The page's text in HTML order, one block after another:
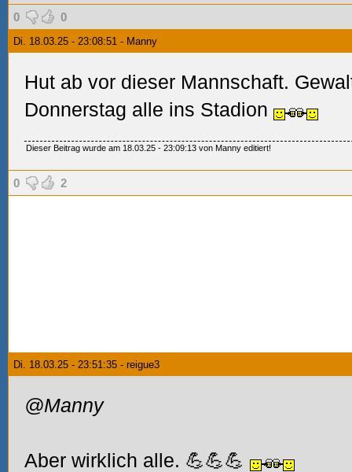
0 0
Di. 18.03.25 - 23:08:51 - Manny
Hut ab vor dieser Mannschaft.
Donnerstag alle ins Stadion
Dieser Beitrag wurde am 18.03.25 - 23:09:13 von Manny editiert!
0 2
Di. 18.03.25 - 23:51:35 - reigue3
@Manny
Aber wirklich alle. 💪💪💪